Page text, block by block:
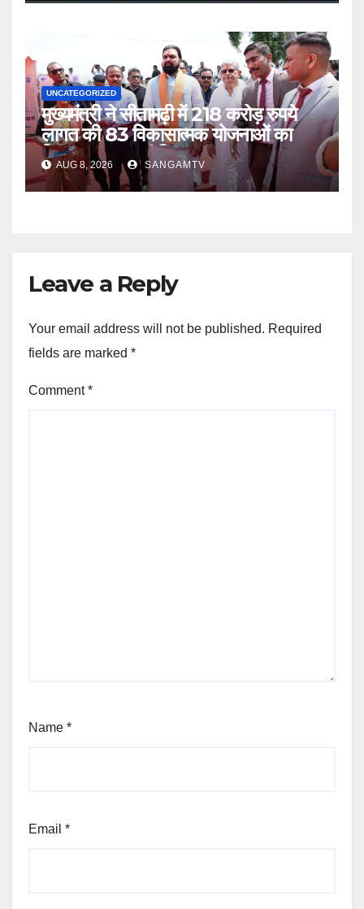
UNCATEGORIZED
मुख्यमंत्री ने सीतामढ़ी में 218 करोड़ रुपये
लागत की 83 विकासात्मक योजनाओं का
किया उद्घाटन एवं शिलान्यास
AUG 8, 2026 SANGAMTV
Leave a Reply
Your email address will not be published. Required
fields are marked *
Comment*
Name *
Email *